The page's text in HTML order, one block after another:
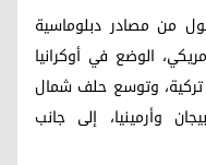
من مصادر دبلوماسية
الوضع في أوكرانيا
تركية، وتوسع حلف شمال
وأرمينيا، إلى جانب